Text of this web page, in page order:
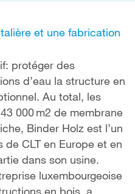
et une fabrication
protéger des
d’eau la structure en
Au total, les
000 m2 de membrane
Binder Holz est l’un
CLT en Europe et en
dans son usine.
luxembourgeoise
en bois, a